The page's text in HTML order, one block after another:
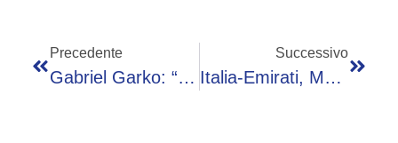
Precedente
Gabriel Garko: “Ho Vissuto In Una Gabbia Per La Mia Omosessualità, Oggi Sono Libero”
Successivo
Italia-Emirati, Mazzi: “Consideriamo Questa Partnership Strategica”